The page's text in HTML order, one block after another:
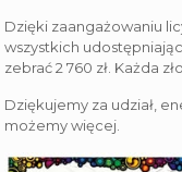
Dzięki zaangażowaniu
wszystkich
zebrać 2 760 zł. Każda
Dziękujemy za udział,
możemy więcej.